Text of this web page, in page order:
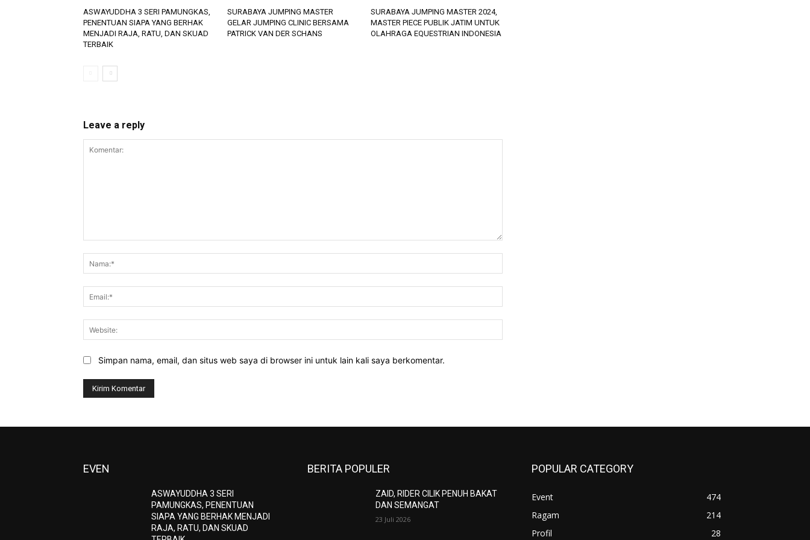
ASWAYUDDHA 3 SERI PAMUNGKAS,
PENENTUAN SIAPA YANG BERHAK
MENJADI RAJA, RATU, DAN SKUAD
TERBAIK
SURABAYA JUMPING MASTER
GELAR JUMPING CLINIC BERSAMA
PATRICK VAN DER SCHANS
SURABAYA JUMPING MASTER 2024,
MASTER PIECE PUBLIK JATIM UNTUK
OLAHRAGA EQUESTRIAN INDONESIA
Leave a reply
Simpan nama, email, dan situs web saya di browser ini untuk lain kali saya berkomentar.
EVEN
ASWAYUDDHA 3 SERI
PAMUNGKAS, PENENTUAN
SIAPA YANG BERHAK MENJADI
RAJA, RATU, DAN SKUAD
BERITA POPULER
ZAID, RIDER CILIK PENUH BAKAT
DAN SEMANGAT
23 Juli 2026
POPULAR CATEGORY
Event
474
Ragam
214
Profil
28